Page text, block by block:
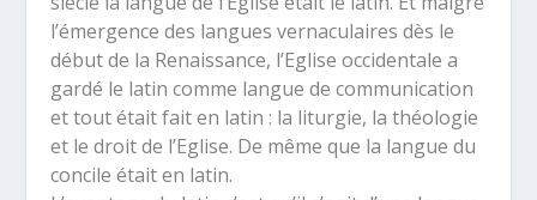
l’émergence des langues vernaculaires dès le
début de la Renaissance, l’Eglise occidentale a
gardé le latin comme langue de communication
et tout était fait en latin : la liturgie, la théologie
et le droit de l’Eglise. De même que la langue du
concile était en latin.